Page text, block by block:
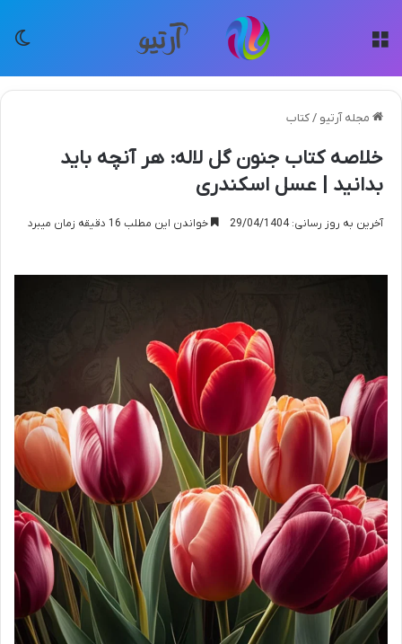
مجله آرتیو /کتاب
خلاصه کتاب جنون گل لاله: هر آنچه باید
بدانید | عسل اسکندری
آخرین به روز رسانی: 29/04/1404 خواندن این مطلب 16 دقیقه زمان میبرد